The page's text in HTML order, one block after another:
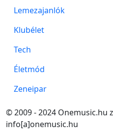
Lemezajanlók
Klubélet
Tech
Életmód
Zeneipar
© 2009 - 2024 Onemusic.hu
info[a]onemusic.hu